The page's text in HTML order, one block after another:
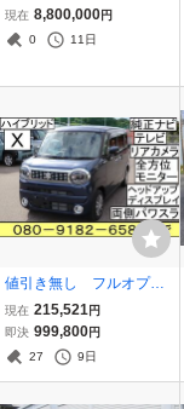
タム
現在 8,800,000円
0
11日
値引き無し フルオプシ
ョン 最上級グレード HYB
RID X セーフティプラス
パッケージ、全方位モニ
ター付メモリーナビ装着
現在 215,521円
即決 999,800円
27
9日